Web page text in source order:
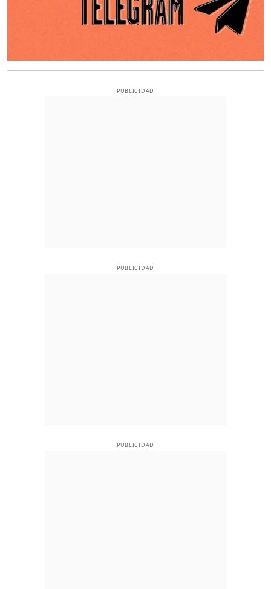
PUBLICIDAD
PUBLICIDAD
PUBLICIDAD